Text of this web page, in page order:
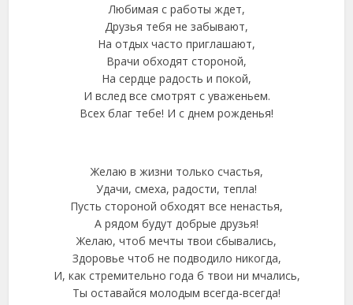
Любимая с работы ждет,
Друзья тебя не забывают,
На отдых часто приглашают,
Врачи обходят стороной,
На сердце радость и покой,
И вслед все смотрят с уваженьем.
Всех благ тебе! И с днем рожденья!
Желаю в жизни только счастья,
Удачи, смеха, радости, тепла!
Пусть стороной обходят все ненастья,
А рядом будут добрые друзья!
Желаю, чтоб мечты твои сбывались,
Здоровье чтоб не подводило никогда,
И, как стремительно года б твои ни мчались,
Ты оставайся молодым всегда-всегда!